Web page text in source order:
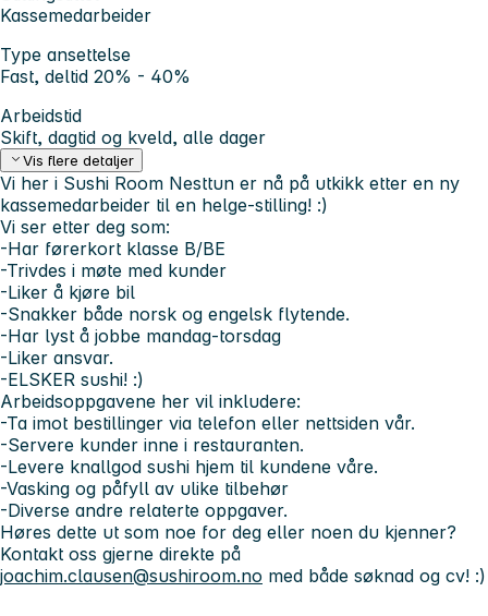
Kassemedarbeider
Type ansettelse
Fast, deltid 20% - 40%
Arbeidstid
Skift, dagtid og kveld, alle dager
Vis flere detaljer
Vi her i Sushi Room Nesttun er nå på utkikk etter en ny
kassemedarbeider til en helge-stilling! :)
Vi ser etter deg som:
-Har førerkort klasse B/BE
-Trivdes i møte med kunder
-Liker å kjøre bil
-Snakker både norsk og engelsk flytende.
-Har lyst å jobbe mandag-torsdag
-Liker ansvar.
-ELSKER sushi! :)
Arbeidsoppgavene her vil inkludere:
-Ta imot bestillinger via telefon eller nettsiden vår.
-Servere kunder inne i restauranten.
-Levere knallgod sushi hjem til kundene våre.
-Vasking og påfyll av ulike tilbehør
-Diverse andre relaterte oppgaver.
Høres dette ut som noe for deg eller noen du kjenner?
Kontakt oss gjerne direkte på
joachim.clausen@sushiroom.no med både søknad og cv! :)